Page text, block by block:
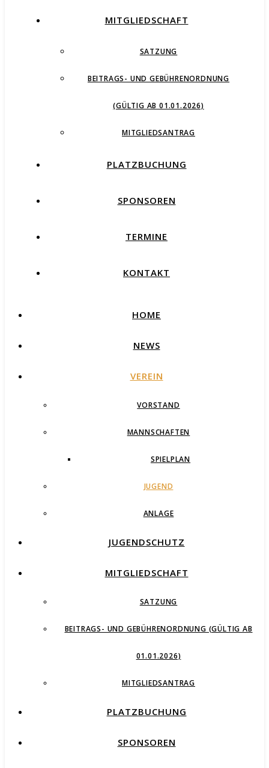
MITGLIEDSCHAFT
SATZUNG
BEITRAGS- UND GEBÜHRENORDNUNG
(GÜLTIG AB 01.01.2026)
MITGLIEDSANTRAG
PLATZBUCHUNG
SPONSOREN
TERMINE
KONTAKT
HOME
NEWS
VEREIN
VORSTAND
MANNSCHAFTEN
SPIELPLAN
JUGEND
ANLAGE
JUGENDSCHUTZ
MITGLIEDSCHAFT
SATZUNG
BEITRAGS- UND GEBÜHRENORDNUNG (GÜLTIG AB
01.01.2026)
MITGLIEDSANTRAG
PLATZBUCHUNG
SPONSOREN